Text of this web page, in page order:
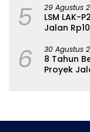
5 29 Agustus
LSM LAK-
Jalan
6 30 Agustus
8 Tahun
Proyek